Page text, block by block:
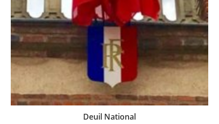
Deuil National